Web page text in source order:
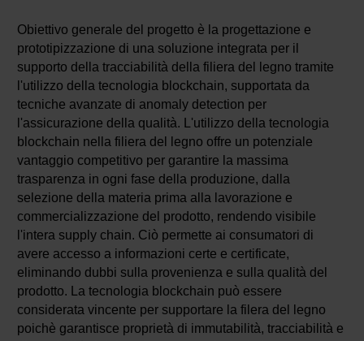
Obiettivo generale del progetto è la progettazione e
prototipizzazione di una soluzione integrata per il
supporto della tracciabilità della filiera del legno tramite
l'utilizzo della tecnologia blockchain, supportata da
tecniche avanzate di anomaly detection per
l'assicurazione della qualità. L'utilizzo della tecnologia
blockchain nella filiera del legno offre un potenziale
vantaggio competitivo per garantire la massima
trasparenza in ogni fase della produzione, dalla
selezione della materia prima alla lavorazione e
commercializzazione del prodotto, rendendo visibile
l'intera supply chain. Ciò permette ai consumatori di
avere accesso a informazioni certe e certificate,
eliminando dubbi sulla provenienza e sulla qualità del
prodotto. La tecnologia blockchain può essere
considerata vincente per supportare la filera del legno
poichè garantisce proprietà di immutabilità, tracciabilità e